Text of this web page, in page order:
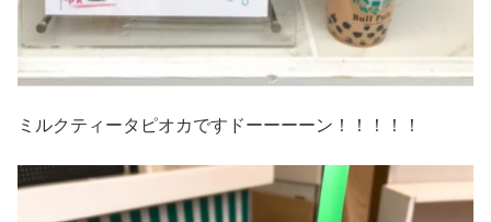
ミルクティータピオカですドーーーーン！！！！！